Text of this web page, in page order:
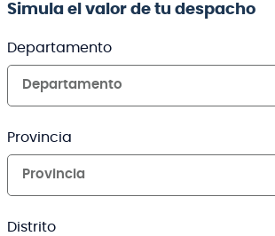
Simula el valor de tu despacho
Departamento
Departamento
Provincia
Provincia
Distrito